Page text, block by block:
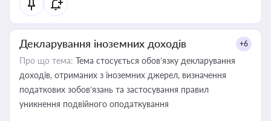
Декларування іноземних доходів +6
Про що тема: Тема стосується обов’язку декларування
доходів, отриманих з іноземних джерел, визначення
податкових зобов’язань та застосування правил
уникнення подвійного оподаткування